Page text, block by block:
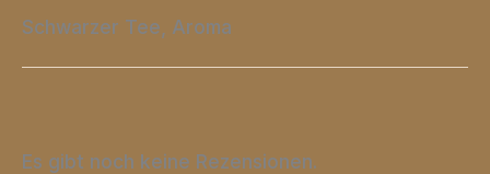
Schwarzer Tee, Aroma
Es gibt noch keine Rezensionen.